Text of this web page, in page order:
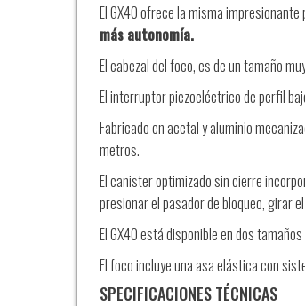
El GX40 ofrece la misma impresionante
más autonomía.
El cabezal del foco, es de un tamaño
El interruptor piezoeléctrico de perfil
Fabricado en acetal y aluminio
metros.
El canister optimizado sin cierre
presionar el pasador de bloqueo, girar
El GX40 está disponible en dos
El foco incluye una asa elástica con
SPECIFICACIONES TÉCNICAS